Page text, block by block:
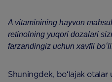
A vitaminining hayvon
retinolning yuqori dozalari
farzandingiz uchun xavfli
Shuningdek, boʻlajak